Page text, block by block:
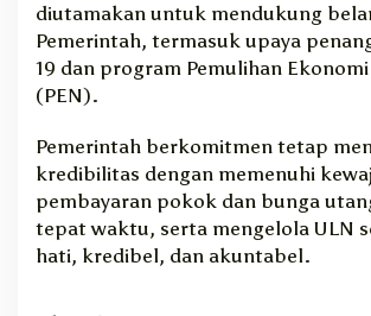
diutamakan untuk mendukung
Pemerintah, termasuk upaya
19 dan program Pemulihan
(PEN).
Pemerintah berkomitmen tetap
kredibilitas dengan memenuhi
pembayaran pokok dan bunga
tepat waktu, serta mengelola ULN
hati, kredibel, dan akuntabel.